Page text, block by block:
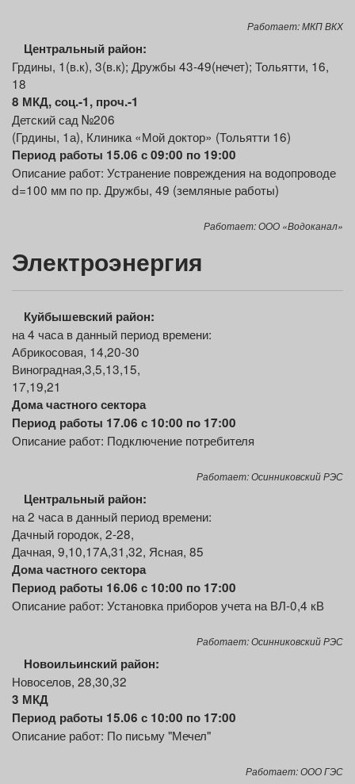
Работает: МКП ВКХ
Центральный район:
Грдины, 1(в.к), 3(в.к); Дружбы 43-49(нечет); Тольятти, 16,
18
8 МКД, соц.-1, проч.-1
Детский сад №206
(Грдины, 1а), Клиника «Мой доктор» (Тольятти 16)
Период работы 15.06 с 09:00 по 19:00
Описание работ: Устранение повреждения на водопроводе
d=100 мм по пр. Дружбы, 49 (земляные работы)
Работает: ООО «Водоканал»
Электроэнергия
Куйбышевский район:
на 4 часа в данный период времени:
Абрикосовая, 14,20-30
Виноградная,3,5,13,15,
17,19,21
Дома частного сектора
Период работы 17.06 с 10:00 по 17:00
Описание работ: Подключение потребителя
Работает: Осинниковский РЭС
Центральный район:
на 2 часа в данный период времени:
Дачный городок, 2-28,
Дачная, 9,10,17А,31,32, Ясная, 85
Дома частного сектора
Период работы 16.06 с 10:00 по 17:00
Описание работ: Установка приборов учета на ВЛ-0,4 кВ
Работает: Осинниковский РЭС
Новоильинский район:
Новоселов, 28,30,32
3 МКД
Период работы 15.06 с 10:00 по 17:00
Описание работ: По письму "Мечел"
Работает: ООО ГЭС